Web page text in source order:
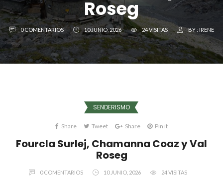
Roseg
0 COMENTARIOS 10 JUNIO, 2026 24 VISITAS BY : IRENE
SENDERISMO
Share Tweet Share Pin it
Fourcla Surlej, Chamanna Coaz y Val
Roseg
0 COMENTARIOS 10 JUNIO, 2026 24 VISITAS